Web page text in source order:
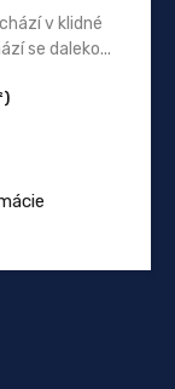
v klidné
se daleko...